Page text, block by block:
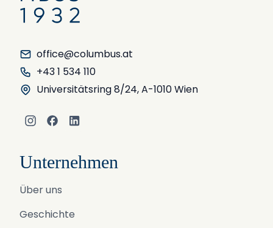
office@columbus.at
+43 1 534 110
Universitätsring 8/24, A-1010 Wien
Instagram
Facebook
LinkedIn
Unternehmen
Über uns
Geschichte